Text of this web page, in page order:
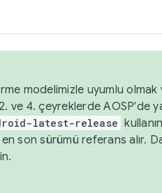
modelimizle uyumlu olmak
ve 4. çeyreklerde AOSP'de
latest-release
son sürümü referans alır.